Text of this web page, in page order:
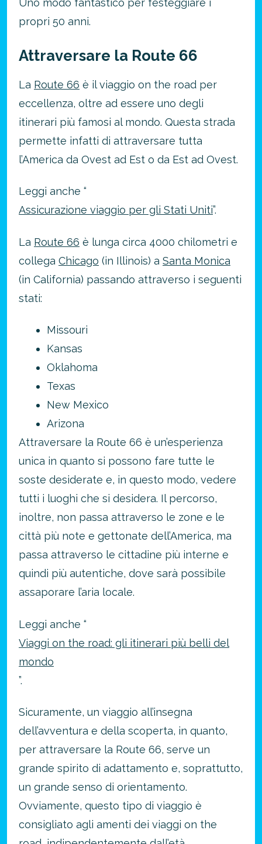
Uno modo fantastico per festeggiare i
propri 50 anni.
Attraversare la Route 66
La Route 66 è il viaggio on the road per
eccellenza, oltre ad essere uno degli
itinerari più famosi al mondo. Questa strada
permette infatti di attraversare tutta
l’America da Ovest ad Est o da Est ad Ovest.
Leggi anche “
Assicurazione viaggio per gli Stati Uniti”.
La Route 66 è lunga circa 4000 chilometri e
collega Chicago (in Illinois) a Santa Monica
(in California) passando attraverso i seguenti
stati:
Missouri
Kansas
Oklahoma
Texas
New Mexico
Arizona
Attraversare la Route 66 è un’esperienza
unica in quanto si possono fare tutte le
soste desiderate e, in questo modo, vedere
tutti i luoghi che si desidera. Il percorso,
inoltre, non passa attraverso le zone e le
città più note e gettonate dell’America, ma
passa attraverso le cittadine più interne e
quindi più autentiche, dove sarà possibile
assaporare l’aria locale.
Leggi anche “
Viaggi on the road: gli itinerari più belli del
mondo
”.
Sicuramente, un viaggio all’insegna
dell’avventura e della scoperta, in quanto,
per attraversare la Route 66, serve un
grande spirito di adattamento e, soprattutto,
un grande senso di orientamento.
Ovviamente, questo tipo di viaggio è
consigliato agli amenti dei viaggi on the